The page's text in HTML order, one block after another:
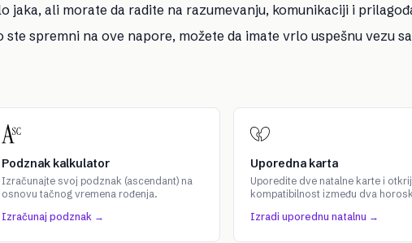
jaka, ali morate da radite na razumevanju, komunikaciji i
spremni na ove napore, možete da imate vrlo uspešnu vezu sa
Podznak kalkulator
Izračunajte svoj podznak (ascendant) na
osnovu tačnog vremena rođenja.
Izračunaj podznak →
Uporedna karta
Uporedite dve natalne karte i
kompatibilnost između dva
Izradi uporednu natalnu →